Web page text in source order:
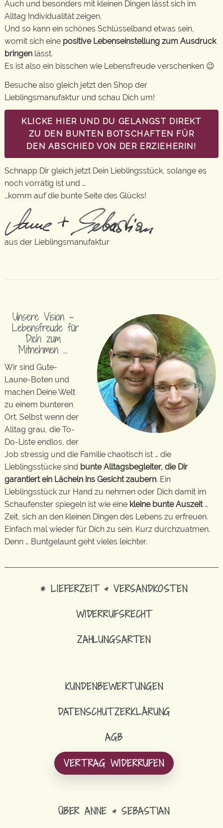
Auch und besonders mit kleinen Dingen lässt sich im
Alltag Individualität zeigen.
Und so kann ein schönes Schlüsselband etwas sein,
womit sich eine positive Lebenseinstellung zum Ausdruck
bringen lässt.
Es ist also ein bisschen wie Lebensfreude verschenken 😉
Besuche also gleich jetzt den Shop der
Lieblingsmanufaktur und schau Dich um!
KLICKE HIER UND DU GELANGST DIREKT
ZU DEN BUNTEN BOTSCHAFTEN FÜR
DEN ABSCHIED VON DER ERZIEHERIN!
Schnapp Dir gleich jetzt Dein Lieblingsstück, solange es
noch vorrätig ist und …
…komm auf die bunte Seite des Glücks!
aus der Lieblingsmanufaktur
Unsere Vision –
Lebensfreude für
Dich zum
Mitnehmen …
Wir sind Gute-
Laune-Boten und
machen Deine Welt
zu einem bunteren
Ort. Selbst wenn der
Alltag grau, die To-
Do-Liste endlos, der
Job stressig und die Familie chaotisch ist … die
Lieblingsstücke sind bunte Alltagsbegleiter, die Dir
garantiert ein Lächeln ins Gesicht zaubern. Ein
Lieblingsstück zur Hand zu nehmen oder Dich damit im
Schaufenster spiegeln ist wie eine kleine bunte Auszeit…
Zeit, sich an den kleinen Dingen des Lebens zu erfreuen.
Einfach mal wieder für Dich zu sein. Kurz durchzuatmen.
Denn … Buntgelaunt geht vieles leichter.
* LIEFERZEIT & VERSANDKOSTEN
WIDERRUFSRECHT
ZAHLUNGSARTEN
KUNDENBEWERTUNGEN
DATENSCHUTZERKLÄRUNG
AGB
VERTRAG WIDERRUFEN
ÜBER ANNE & SEBASTIAN